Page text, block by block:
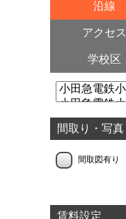
沿線
アクセス
学校区
間取り・写真
間取図有り
賃料設定